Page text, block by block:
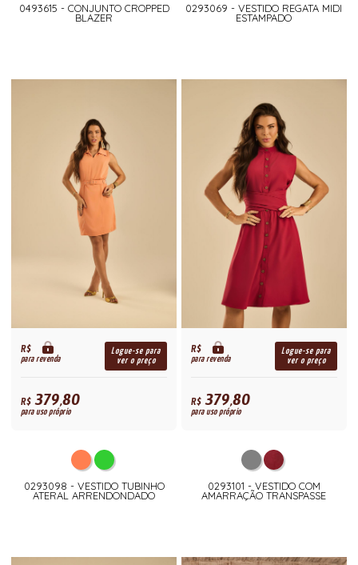
0493615 - CONJUNTO CROPPED
BLAZER
0293069 - VESTIDO REGATA MIDI
ESTAMPADO
R$
para revenda
Logue-se para
ver o preço
R$379,80
para uso próprio
0293098 - VESTIDO TUBINHO
ATERAL ARRENDONDADO
R$
para revenda
Logue-se para
ver o preço
R$379,80
para uso próprio
0293101 - VESTIDO COM
AMARRAÇÃO TRANSPASSE